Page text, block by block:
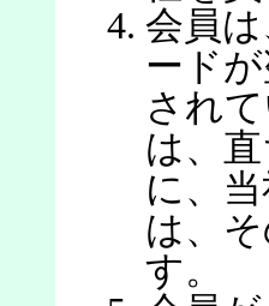
会員
ード
され
は、
に、
は、
す。